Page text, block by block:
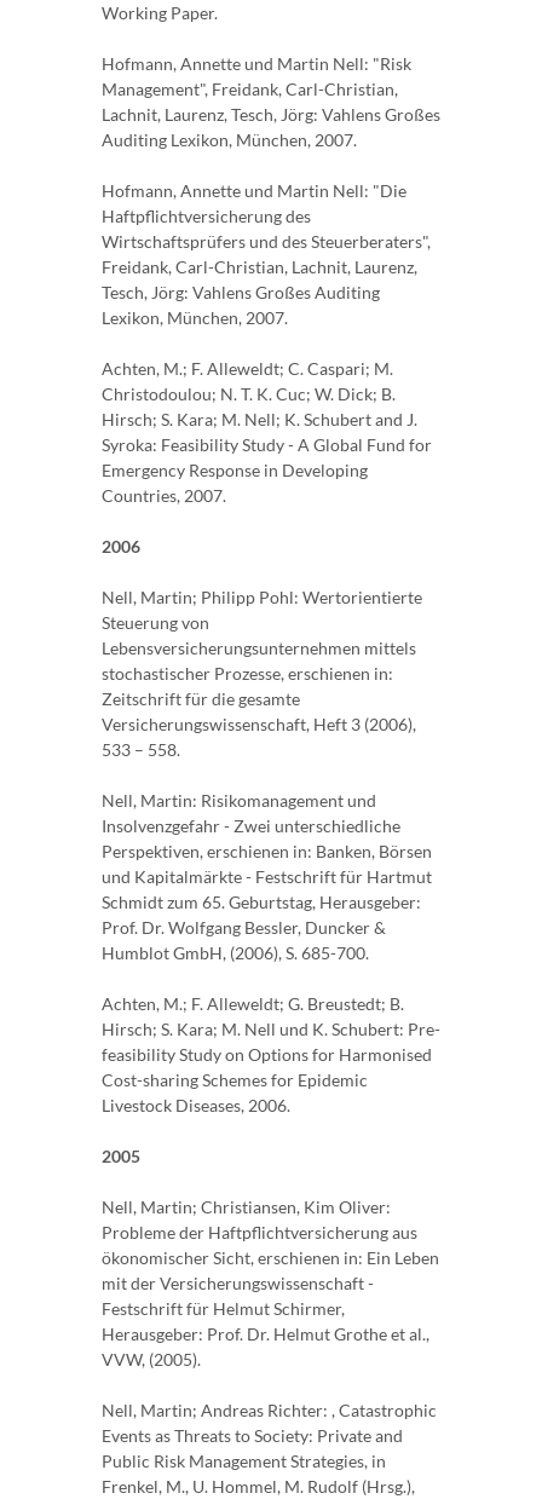
Working Paper.
Hofmann, Annette und Martin Nell: "Risk
Management", Freidank, Carl-Christian,
Lachnit, Laurenz, Tesch, Jörg: Vahlens Großes
Auditing Lexikon, München, 2007.
Hofmann, Annette und Martin Nell: "Die
Haftpflichtversicherung des
Wirtschaftsprüfers und des Steuerberaters",
Freidank, Carl-Christian, Lachnit, Laurenz,
Tesch, Jörg: Vahlens Großes Auditing
Lexikon, München, 2007.
Achten, M.; F. Alleweldt; C. Caspari; M.
Christodoulou; N. T. K. Cuc; W. Dick; B.
Hirsch; S. Kara; M. Nell; K. Schubert and J.
Syroka: Feasibility Study - A Global Fund for
Emergency Response in Developing
Countries, 2007.
2006
Nell, Martin; Philipp Pohl: Wertorientierte
Steuerung von
Lebensversicherungsunternehmen mittels
stochastischer Prozesse, erschienen in:
Zeitschrift für die gesamte
Versicherungswissenschaft, Heft 3 (2006),
533 – 558.
Nell, Martin: Risikomanagement und
Insolvenzgefahr - Zwei unterschiedliche
Perspektiven, erschienen in: Banken, Börsen
und Kapitalmärkte - Festschrift für Hartmut
Schmidt zum 65. Geburtstag, Herausgeber:
Prof. Dr. Wolfgang Bessler, Duncker &
Humblot GmbH, (2006), S. 685-700.
Achten, M.; F. Alleweldt; G. Breustedt; B.
Hirsch; S. Kara; M. Nell und K. Schubert: Pre-
feasibility Study on Options for Harmonised
Cost-sharing Schemes for Epidemic
Livestock Diseases, 2006.
2005
Nell, Martin; Christiansen, Kim Oliver:
Probleme der Haftpflichtversicherung aus
ökonomischer Sicht, erschienen in: Ein Leben
mit der Versicherungswissenschaft -
Festschrift für Helmut Schirmer,
Herausgeber: Prof. Dr. Helmut Grothe et al.,
VVW, (2005).
Nell, Martin; Andreas Richter: , Catastrophic
Events as Threats to Society: Private and
Public Risk Management Strategies, in
Frenkel, M., U. Hommel, M. Rudolf (Hrsg.),